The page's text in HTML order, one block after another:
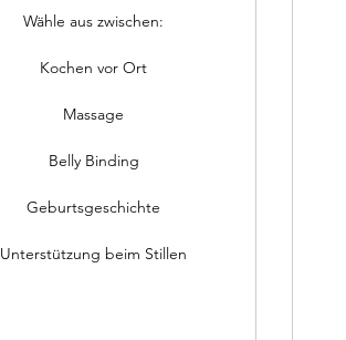
Wähle aus zwischen:
Kochen vor Ort
Massage
Belly Binding
Geburtsgeschichte
Unterstützung beim Stillen